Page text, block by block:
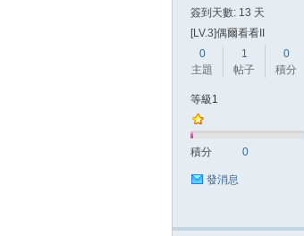
簽到天數: 13 天
[LV.3]偶爾看看II
0
主題
1
帖子
0
積分
等級1
積分 0
發消息